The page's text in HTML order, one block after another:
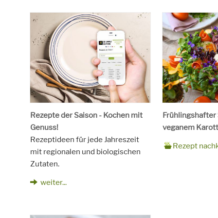
Rezepte der Saison - Kochen mit
Genuss!
Rezeptideen für jede Jahreszeit
mit regionalen und biologischen
Zutaten.
weiter...
Frühlingshafter
veganem
Zubereitungszeit
90 Minuten
Rezept
für
4 Personen
Saison
Frühling
Schlagworte
Beilagen,
Rezept